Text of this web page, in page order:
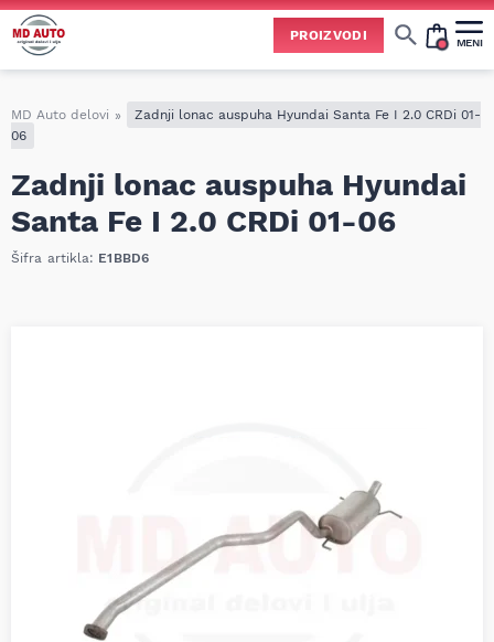
PROIZVODI MENI
MD Auto delovi »
Zadnji lonac auspuha Hyundai Santa Fe I 2.0 CRDi 01-
06
Zadnji lonac auspuha Hyundai
Santa Fe I 2.0 CRDi 01-06
Šifra artikla: E1BBD6